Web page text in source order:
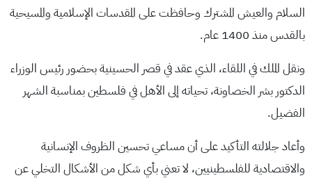
السلام والعيش المشترك وحافظت على المقدسات الإسلامية والمسيحية
بالقدس منذ 1400 عام.
ونقل الملك في اللقاء، الذي عقد في قصر الحسينية بحضور رئيس الوزراء
الدكتور بشر الخصاونة، تحياته إلى الأهل في فلسطين بمناسبة الشهر
الفضيل.
وأعاد جلالته التأكيد على أن مساعي تحسين الظروف الإنسانية
والاقتصادية للفلسطينيين، لا تعني بأي شكل من الأشكال التخلي عن